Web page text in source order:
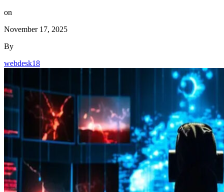
on
November 17, 2025
By
webdesk18